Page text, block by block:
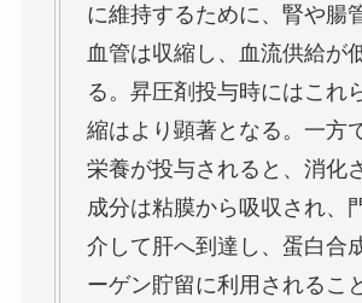
に維持するために、腎や腸
血管は収縮し、血流供給が
る。昇圧剤投与時にはこれ
縮はより顕著となる。一方
栄養が投与されると、消化
成分は粘膜から吸収され、
介して肝へ到達し、蛋白合
ーゲン貯留に利用されるこ